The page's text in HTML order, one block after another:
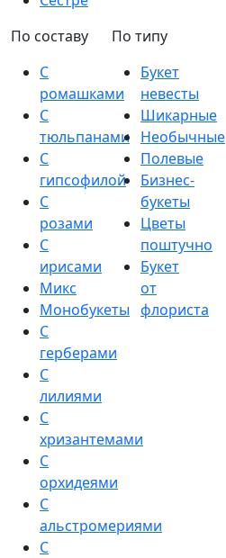
По составу
С
ромашками
С
тюльпанами
С
гипсофилой
С
розами
С
ирисами
Микс
Монобукеты
С
герберами
С
лилиями
С
хризантемами
С
орхидеями
С
альстромериями
С
По типу
Букет
невесты
Шикарные
Необычные
Полевые
Бизнес-
букеты
Цветы
поштучно
Букет
от
флориста